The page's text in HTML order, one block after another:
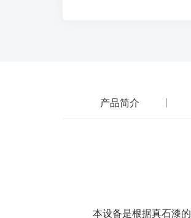
产品简介
本设备是根据真石漆的